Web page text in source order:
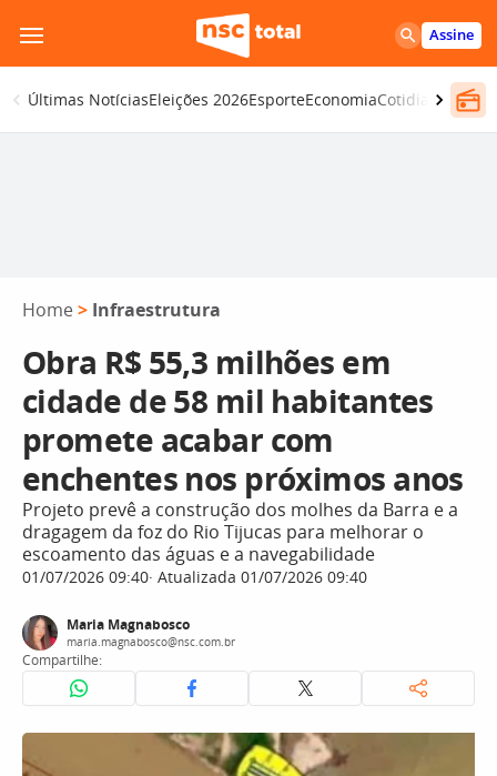
para
o
conteúdo
Assine
Últimas NotíciasEleições 2026EsporteEconomiaCotidiano
Home > Infraestrutura
Obra R$ 55,3 milhões em
cidade de 58 mil habitantes
promete acabar com
enchentes nos próximos anos
Projeto prevê a construção dos molhes da Barra e a
dragagem da foz do Rio Tijucas para melhorar o
escoamento das águas e a navegabilidade
01/07/2026 09:40 Atualizada 01/07/2026 09:40
Maria Magnabosco
maria.magnabosco@nsc.com.br
Compartilhe: